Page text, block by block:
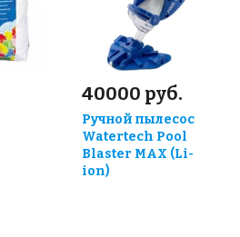
40000 руб.
Ручной пылесос
Watertech Pool
Blaster MAX (Li-
ion)